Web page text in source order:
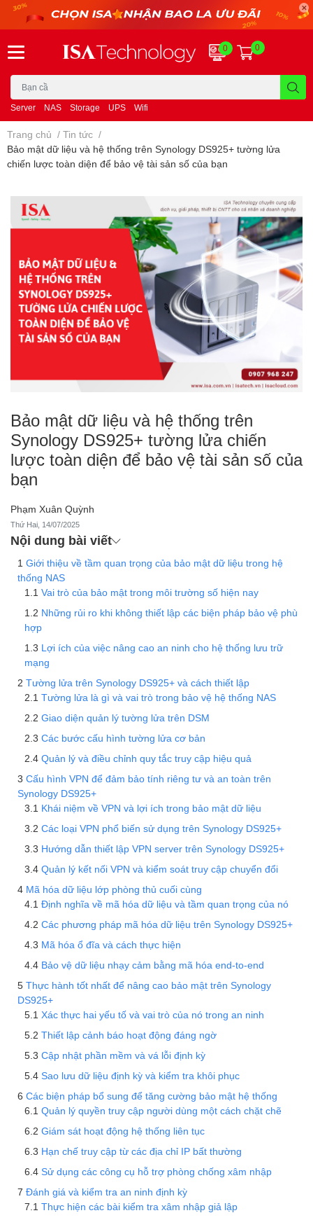
Server NAS Storage UPS Wifi
0 0
Trang chủ / Tin tức /
Bảo mật dữ liệu và hệ thống trên Synology DS925+ tường lửa
chiến lược toàn diện để bảo vệ tài sản số của bạn
Bảo mật dữ liệu và hệ thống trên
Synology DS925+ tường lửa chiến
lược toàn diện để bảo vệ tài sản số của
bạn
Phạm Xuân Quỳnh
Thứ Hai, 14/07/2025
Nội dung bài viết
Giới thiệu về tầm quan trọng của bảo mật dữ liệu trong hệ
thống NAS
Vai trò của bảo mật trong môi trường số hiện nay
Những rủi ro khi không thiết lập các biện pháp bảo vệ phù
hợp
Lợi ích của việc nâng cao an ninh cho hệ thống lưu trữ
mạng
Tường lửa trên Synology DS925+ và cách thiết lập
Tường lửa là gì và vai trò trong bảo vệ hệ thống NAS
Giao diện quản lý tường lửa trên DSM
Các bước cấu hình tường lửa cơ bản
Quản lý và điều chỉnh quy tắc truy cập hiệu quả
Cấu hình VPN để đảm bảo tính riêng tư và an toàn trên
Synology DS925+
Khái niệm về VPN và lợi ích trong bảo mật dữ liệu
Các loại VPN phổ biến sử dụng trên Synology DS925+
Hướng dẫn thiết lập VPN server trên Synology DS925+
Quản lý kết nối VPN và kiểm soát truy cập chuyển đổi
Mã hóa dữ liệu lớp phòng thủ cuối cùng
Định nghĩa về mã hóa dữ liệu và tầm quan trọng của nó
Các phương pháp mã hóa dữ liệu trên Synology DS925+
Mã hóa ổ đĩa và cách thực hiện
Bảo vệ dữ liệu nhạy cảm bằng mã hóa end-to-end
Thực hành tốt nhất để nâng cao bảo mật trên Synology
DS925+
Xác thực hai yếu tố và vai trò của nó trong an ninh
Thiết lập cảnh báo hoạt động đáng ngờ
Cập nhật phần mềm và vá lỗi định kỳ
Sao lưu dữ liệu định kỳ và kiểm tra khôi phục
Các biện pháp bổ sung để tăng cường bảo mật hệ thống
Quản lý quyền truy cập người dùng một cách chặt chẽ
Giám sát hoạt động hệ thống liên tục
Hạn chế truy cập từ các địa chỉ IP bất thường
Sử dụng các công cụ hỗ trợ phòng chống xâm nhập
Đánh giá và kiểm tra an ninh định kỳ
Thực hiện các bài kiểm tra xâm nhập giả lập